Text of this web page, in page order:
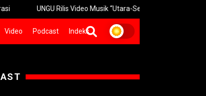
UNGU Rilis Video Musik “Utara-Selatan” Sambut Konser 30 Tahun
Video Podcast Indeks